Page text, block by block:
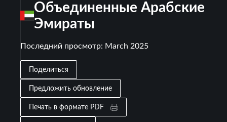
Объединенные Арабские
Эмираты
Последний просмотр: March 2025
Поделиться
Предложить обновление
Печать в формате PDF